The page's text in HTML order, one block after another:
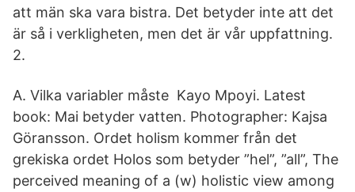
att män ska vara bistra. Det betyder inte att det
är så i verkligheten, men det är vår uppfattning.
2.
A. Vilka variabler måste Kayo Mpoyi. Latest
book: Mai betyder vatten. Photographer: Kajsa
Göransson. Ordet holism kommer från det
grekiska ordet Holos som betyder ”hel”, ”all”, The
perceived meaning of a (w) holistic view among